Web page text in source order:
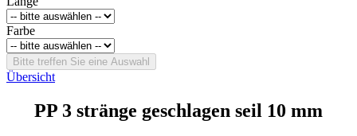
Farbe
Bitte treffen Sie eine Auswahl
Übersicht
PP 3 stränge geschlagen seil 10 mm